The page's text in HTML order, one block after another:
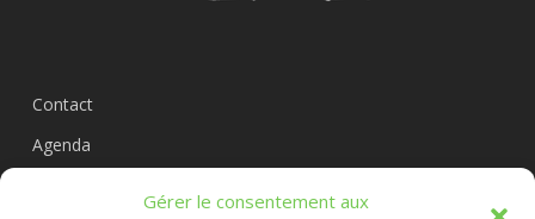
Gérer le consentement aux
Contact
Agenda